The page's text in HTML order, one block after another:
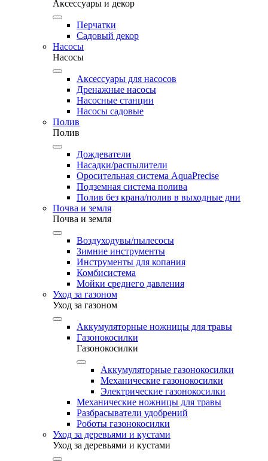
Аксессуары и декор
Перчатки
Садовый декор
Насосы
Насосы
Аксессуары для насосов
Дренажные насосы
Насосные станции
Насосы садовые
Полив
Полив
Дождеватели
Насадки/распылители
Оросительная система AquaPrecise
Подземная система полива
Полив без крана/полив в выходные дни
Почва и земля
Почва и земля
Воздуходувы/пылесосы
Зимние инструменты
Инструменты для копания
Комбисистема
Мойки среднего давления
Уход за газоном
Уход за газоном
Аккумуляторные ножницы для травы
Газонокосилки
Газонокосилки
Аккумуляторные газонокосилки
Механические газонокосилки
Электрические газонокосилки
Механические ножницы для травы
Разбрасыватели удобрений
Роботы газонокосилки
Уход за деревьями и кустами
Уход за деревьями и кустами